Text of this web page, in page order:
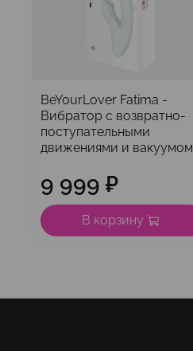
BeYourLover Fatima -
Вибратор с возвратно-
поступательными
движениями и вакуумом
9 999 ₽
В корзину